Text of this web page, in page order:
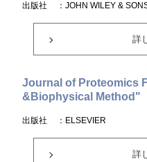
出版社 ：JOHN WILEY &
詳
Journal of Proteomics
&Biophysical Method"
出版社 ：ELSEVIER
詳